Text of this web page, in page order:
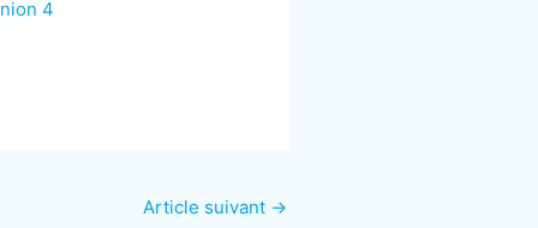
4
Article suivant →